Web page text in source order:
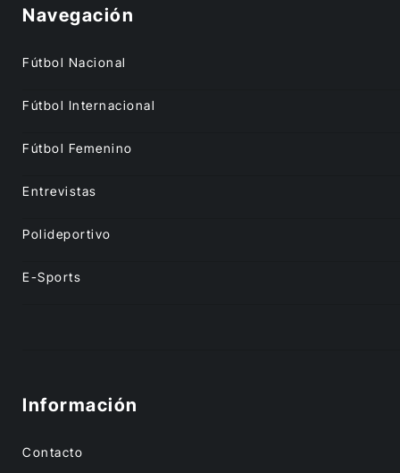
Navegación
Fútbol Nacional
Fútbol Internacional
Fútbol Femenino
Entrevistas
Polideportivo
E-Sports
Información
Contacto